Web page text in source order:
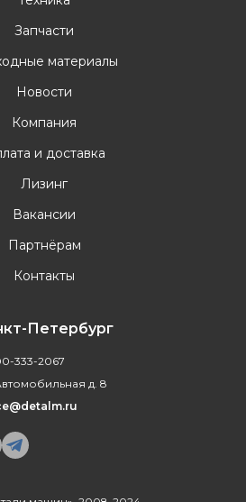
Запчасти
материалы
Новости
Компания
и доставка
Лизинг
Вакансии
Партнёрам
Контакты
Петербург
333-2067
д. 8